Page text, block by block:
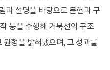
인
전
과 설명을 바탕으로 문헌과 구
등을 수행해 거북선의 구조
형을 밝혀냈으며, 그 성과를